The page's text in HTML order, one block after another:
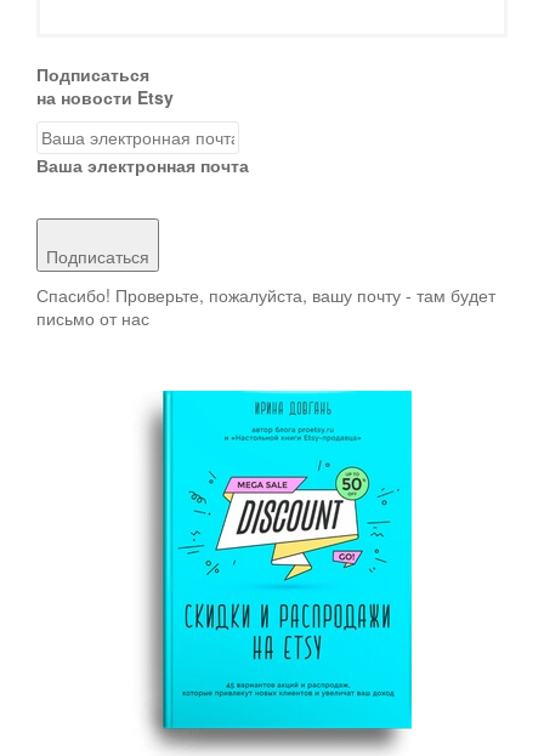
Подписаться
на новости Etsy
Ваша электронная почта
Подписаться
Спасибо! Проверьте, пожалуйста, вашу почту - там будет
письмо от нас